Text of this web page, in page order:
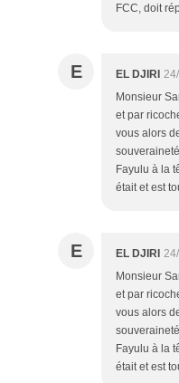
FCC, doit
E EL DJIRI
Monsieur
et par
vous alors
Fayulu à la
était et est
E EL DJIRI
Monsieur
et par
vous alors
Fayulu à la
était et est